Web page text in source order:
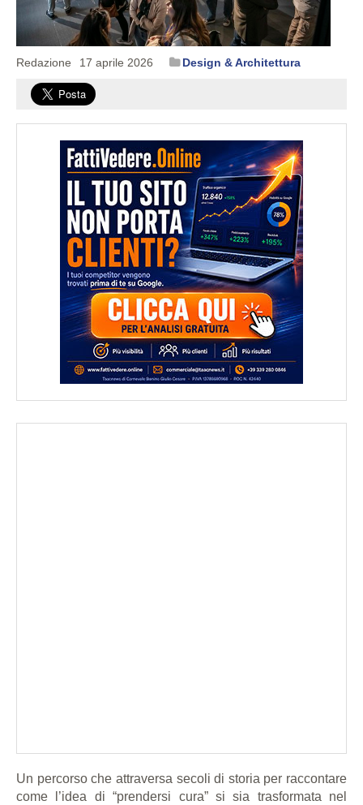
Redazione 17 aprile 2026 Design & Architettura
Un percorso che attraversa secoli di storia per raccontare
come l’idea di “prendersi cura” si sia trasformata nel